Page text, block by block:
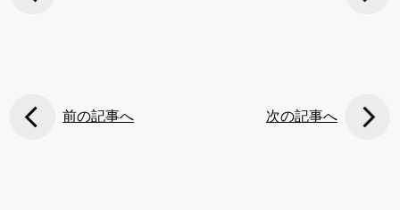
前の記事へ 次の記事へ